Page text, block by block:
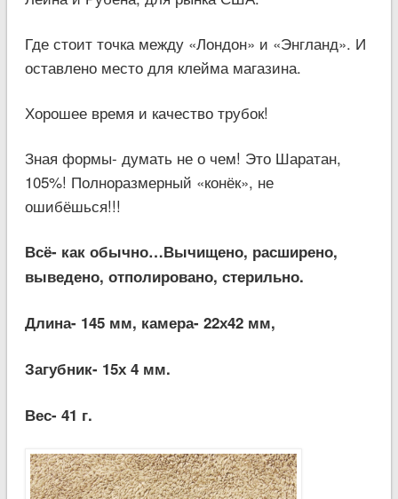
Где стоит точка между «Лондон» и «Энгланд». И
оставлено место для клейма магазина.
Хорошее время и качество трубок!
Зная формы- думать не о чем! Это Шаратан,
105%! Полноразмерный «конёк», не
ошибёшься!!!
Всё- как обычно…Вычищено, расширено,
выведено, отполировано, стерильно.
Длина- 145 мм, камера- 22х42 мм,
Загубник- 15х 4 мм.
Вес- 41 г.